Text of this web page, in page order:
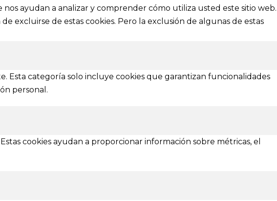
Inicio
El festival
Aviso Legal
Política de Privacidad
ayudan a analizar y comprender cómo utiliza usted este sitio web.
excluirse de estas cookies. Pero la exclusión de algunas de estas
Esta categoría solo incluye cookies que garantizan funcionalidades
personal.
cookies ayudan a proporcionar información sobre métricas, el